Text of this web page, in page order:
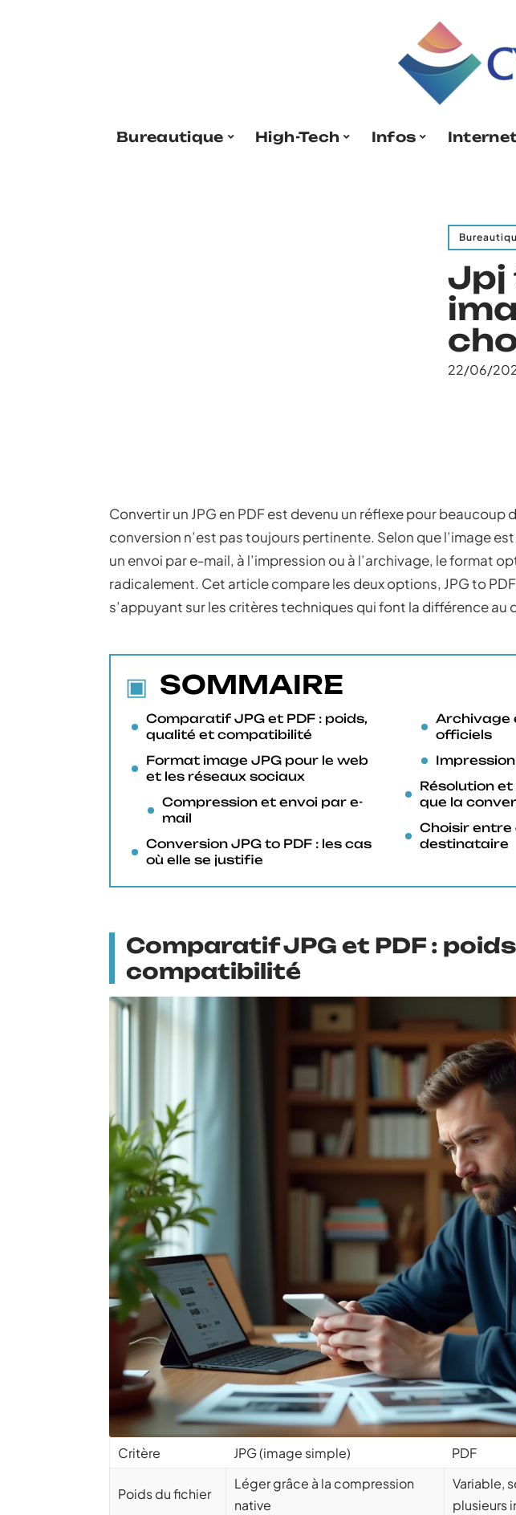
Bureautique High-Tech Infos
Jpj
22/06/
Convertir un JPG en PDF est devenu un réflexe pour beaucoup
conversion n’est pas toujours pertinente. Selon que l’image
un envoi par e-mail, à l’impression ou à l’archivage, le format
radicalement. Cet article compare les deux options, JPG to
s’appuyant sur les critères techniques qui font la différence au
SOMMAIRE
Comparatif JPG et PDF : poids,
qualité et compatibilité
Format image JPG pour le web
et les réseaux sociaux
Compression et envoi par e-
mail
Conversion JPG to PDF : les cas
où elle se justifie
Archivage
officiels
Résolution
que la
Choisir entre
destinataire
Comparatif JPG et PDF :
compatibilité
Critère JPG (image simple) PDF
Poids du fichier
Léger grâce à la compression
native
Variable,
plusieurs